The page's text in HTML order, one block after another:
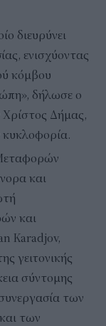
διευρύνει
ενισχύοντας
κόμβου
δήλωσε ο
Δήμας,
και
και
Karadjov,
γειτονικής
σύντομης
των
των